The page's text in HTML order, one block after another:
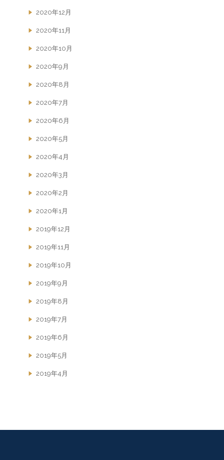
2020年12月
2020年11月
2020年10月
2020年9月
2020年8月
2020年7月
2020年6月
2020年5月
2020年4月
2020年3月
2020年2月
2020年1月
2019年12月
2019年11月
2019年10月
2019年9月
2019年8月
2019年7月
2019年6月
2019年5月
2019年4月